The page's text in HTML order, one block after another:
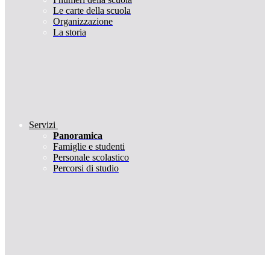
Le carte della scuola
Organizzazione
La storia
Servizi
Panoramica
Famiglie e studenti
Personale scolastico
Percorsi di studio